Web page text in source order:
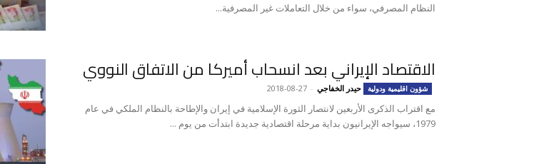
النظام المصرفي، سواء من خلال التعاملات غير المصرفية...
الاقتصاد الإيراني بعد انسحاب أميركا من الاتفاق النووي
شؤون اقليمية ودولية حيدر الخفاجي -
2018-08-27
مع اقتراب الذكرى الأربعين لانتصار الثورة الإسلامية في إيران والإطاحة بالنظام الملكي في عام
1979، سيواجه الإيرانيون بداية مرحلة اقتصادية جديدة ابتدأت من يوم ...